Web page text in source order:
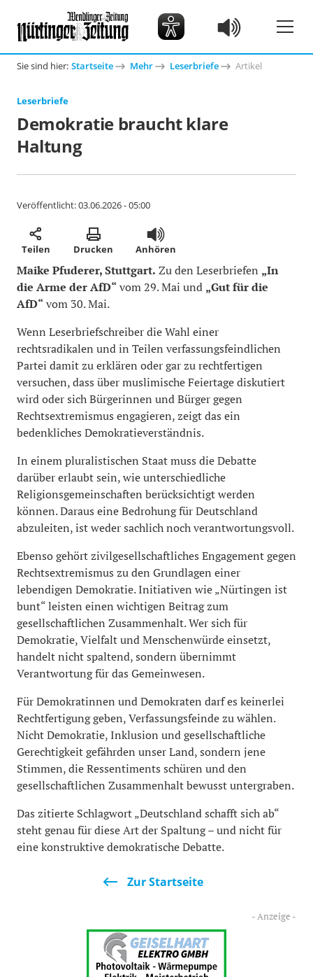
Sie sind hier: Startseite Mehr Leserbriefe Artikel
Leserbriefe
Demokratie braucht klare
Haltung
Veröffentlicht:03.06.2026 - 05:00
Teilen Drucken Anhören
Maike Pfuderer, Stuttgart. Zu den Leserbriefen „In
die Arme der AfD“ vom 29. Mai und „Gut für die
AfD“ vom 30. Mai.
Wenn Leserbriefschreiber die Wahl einer
rechtsradikalen und in Teilen verfassungsfeindlichen
Partei damit zu erklären oder gar zu rechtfertigen
versuchen, dass über muslimische Feiertage diskutiert
wird oder sich Bürgerinnen und Bürger gegen
Rechtsextremismus engagieren, zeigt das ein
bedenkliches Demokratieverständnis.
In einem pluralistischen Staat muss die Debatte
darüber erlaubt sein, wie unterschiedliche
Religionsgemeinschaften berücksichtigt werden
können. Daraus eine Bedrohung für Deutschland
abzuleiten, ist weder sachlich noch verantwortungsvoll.
Ebenso gehört zivilgesellschaftliches Engagement gegen
Rechtsextremismus zu den Grundlagen einer
lebendigen Demokratie. Initiativen wie „Nürtingen ist
bunt“ leisten einen wichtigen Beitrag zum
gesellschaftlichen Zusammenhalt. Wer sich für
Demokratie, Vielfalt und Menschenwürde einsetzt,
handelt nicht spaltend, sondern übernimmt
Verantwortung für das Gemeinwesen.
Für Demokratinnen und Demokraten darf es keinerlei
Rechtfertigung geben, Verfassungsfeinde zu wählen.
Nicht Demokratie, Inklusion und gesellschaftliche
Gerechtigkeit gefährden unser Land, sondern jene
Stimmen, die Ressentiments schüren und den
gesellschaftlichen Zusammenhalt bewusst untergraben.
Das zitierte Schlagwort „Deutschland schafft sich ab“
steht genau für diese Art der Spaltung – und nicht für
eine konstruktive demokratische Debatte.
Zur Startseite